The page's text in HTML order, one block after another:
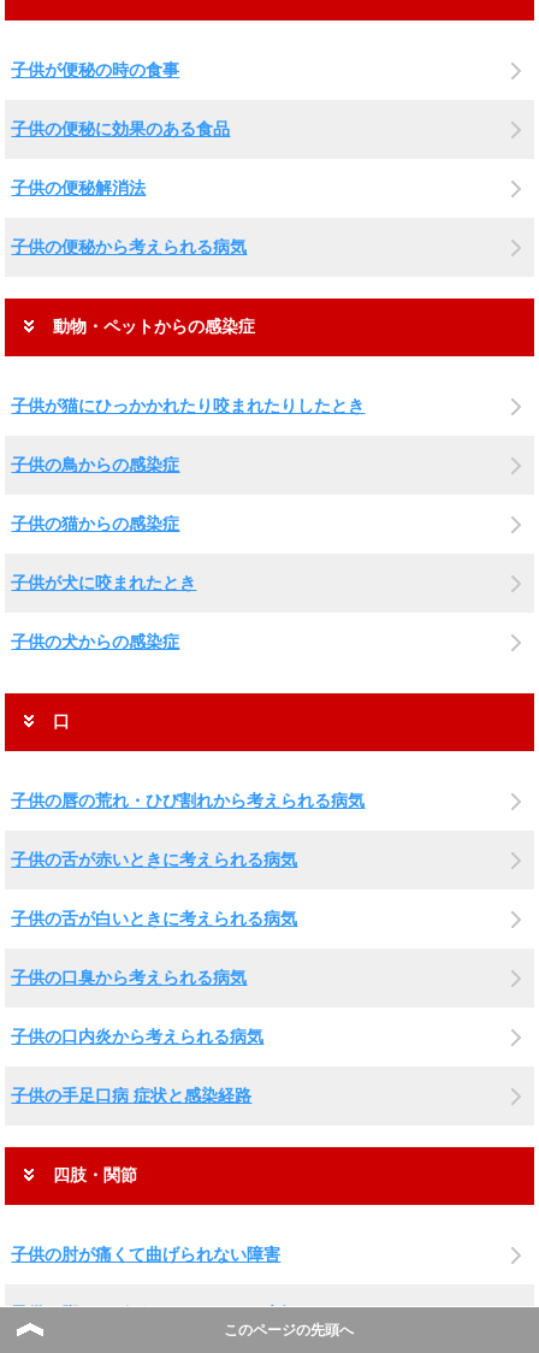
子供が便秘の時の食事
子供の便秘に効果のある食品
子供の便秘解消法
子供の便秘から考えられる病気
動物・ペットからの感染症
子供が猫にひっかかれたり咬まれたりしたとき
子供の鳥からの感染症
子供の猫からの感染症
子供が犬に咬まれたとき
子供の犬からの感染症
口
子供の唇の荒れ・ひび割れから考えられる病気
子供の舌が赤いときに考えられる病気
子供の舌が白いときに考えられる病気
子供の口臭から考えられる病気
子供の口内炎から考えられる病気
子供の手足口病 症状と感染経路
四肢・関節
子供の肘が痛くて曲げられない障害
子供の脚にあざがたくさんできる病気
このページの先頭へ